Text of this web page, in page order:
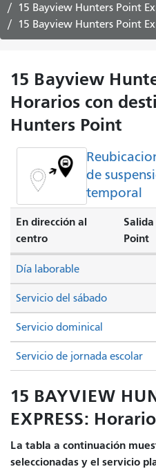
15 Bayview Hunters Point
15 Bayview Hunters Point Express:
15 Bayview
Horarios con
Hunters Point
de
temporal
En dirección al
centro
Point
Servicio del sábado
Servicio dominical
Día laborable
Servicio de jornada escolar
15 BAYVIEW
EXPRESS:
La tabla a continuación
seleccionadas y el servicio